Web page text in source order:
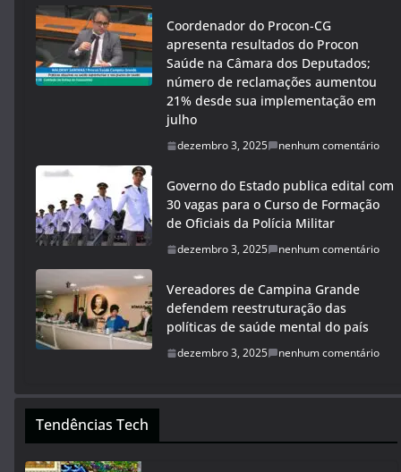
Coordenador do Procon-CG
apresenta resultados do Procon
Saúde na Câmara dos Deputados;
número de reclamações aumentou
21% desde sua implementação em
julho
dezembro 3, 2025 nenhum comentário
Governo do Estado publica edital com
30 vagas para o Curso de Formação
de Oficiais da Polícia Militar
dezembro 3, 2025 nenhum comentário
Vereadores de Campina Grande
defendem reestruturação das
políticas de saúde mental do país
dezembro 3, 2025 nenhum comentário
Tendências Tech